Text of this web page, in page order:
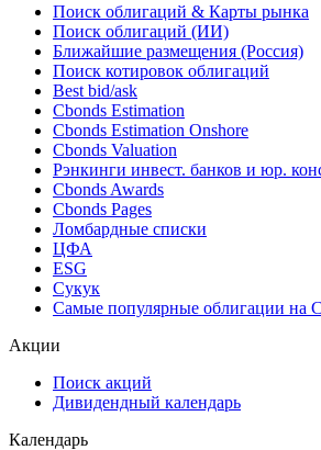
Поиск облигаций & Карты рынка
Поиск облигаций (ИИ)
Ближайшие размещения (Россия)
Поиск котировок облигаций
Best bid/ask
Cbonds Estimation
Cbonds Estimation Onshore
Cbonds Valuation
Рэнкинги инвест. банков и юр.
Cbonds Awards
Cbonds Pages
Ломбардные списки
ЦФА
ESG
Сукук
Самые популярные облигации на
Акции
Поиск акций
Дивидендный календарь
Календарь